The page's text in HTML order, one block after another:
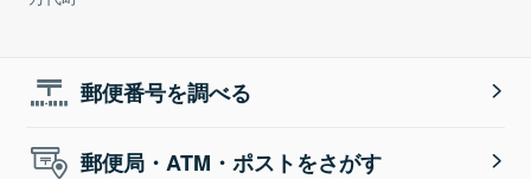
郵便番号を調べる
郵便局・ATM・ポストをさがす